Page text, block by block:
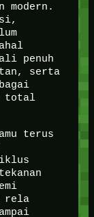
modern.
penuh
serta
total
terus
rela